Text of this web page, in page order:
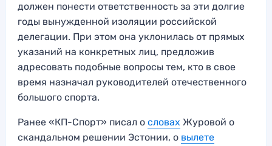
должен понести ответственность за эти долгие
годы вынужденной изоляции российской
делегации. При этом она уклонилась от прямых
указаний на конкретных лиц, предложив
адресовать подобные вопросы тем, кто в свое
время назначал руководителей отечественного
большого спорта.
Ранее «КП-Спорт» писал о словах Журовой о
скандальном решении Эстонии, о вылете